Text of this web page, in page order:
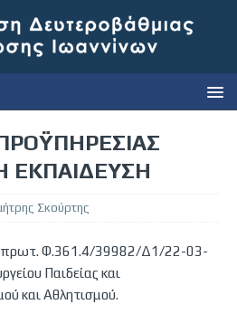
ΕΚΠΑΙΔΕΥΣΗ
Σκούρτης
πρωτ. Φ.361.4/39982/Δ1/22-03-
Παιδείας και
και Αθλητισμού.